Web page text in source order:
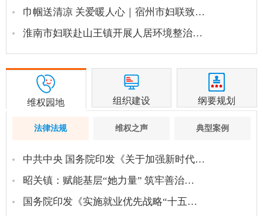
巾帼送清凉 关爱暖人心｜宿州市妇联致…
淮南市妇联赴山王镇开展人居环境整治…
维权园地 组织建设 纲要规划
法律法规 维权之声 典型案例
中共中央 国务院印发《关于加强新时代…
昭关镇：赋能基层“她力量” 筑牢善治…
国务院印发《实施就业优先战略“十五…